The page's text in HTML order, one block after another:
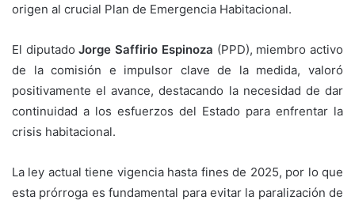
origen al crucial Plan de Emergencia Habitacional.
El diputadoJorge Saffirio Espinoza (PPD), miembro activo
de la comisión e impulsor clave de la medida, valoró
positivamente el avance, destacando la necesidad de dar
continuidad a los esfuerzos del Estado para enfrentar la
crisis habitacional.
La ley actual tiene vigencia hasta fines de 2025, por lo que
esta prórroga es fundamental para evitar la paralización de